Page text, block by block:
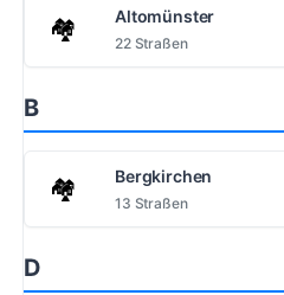
🏘️ Altomünster
22 Straßen
B
🏘️ Bergkirchen
13 Straßen
D